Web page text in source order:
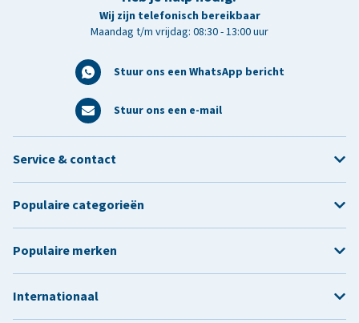
Wij zijn telefonisch bereikbaar
Maandag t/m vrijdag: 08:30 - 13:00 uur
Stuur ons een WhatsApp bericht
Stuur ons een e-mail
Service & contact
Populaire categorieën
Populaire merken
Internationaal